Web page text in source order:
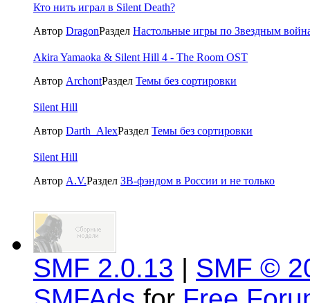
Кто нить играл в Silent Death?
Автор DragonРаздел Настольные игры по Звездным
Akira Yamaoka & Silent Hill 4 - The Room OST
Автор ArchontРаздел Темы без сортировки
Silent Hill
Автор Darth_AlexРаздел Темы без сортировки
Silent Hill
Автор A.V.Раздел ЗВ-фэндом в России и не только
SMF 2.0.13 | SMF ©